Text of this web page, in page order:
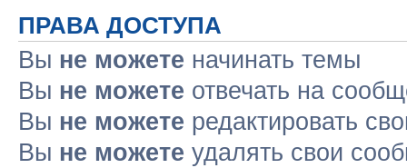
ПРАВА ДОСТУПА
Вы не можете начинать темы
Вы не можете отвечать на
Вы не можете редактировать
Вы не можете удалять свои